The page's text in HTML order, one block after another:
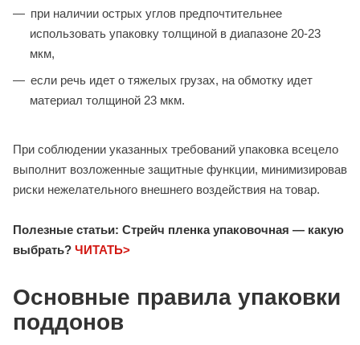
при наличии острых углов предпочтительнее
использовать упаковку толщиной в диапазоне 20-23
мкм,
если речь идет о тяжелых грузах, на обмотку идет
материал толщиной 23 мкм.
При соблюдении указанных требований упаковка всецело
выполнит возложенные защитные функции, минимизировав
риски нежелательного внешнего воздействия на товар.
Полезные статьи: Стрейч пленка упаковочная — какую
выбрать? ЧИТАТЬ>
Основные правила упаковки
поддонов